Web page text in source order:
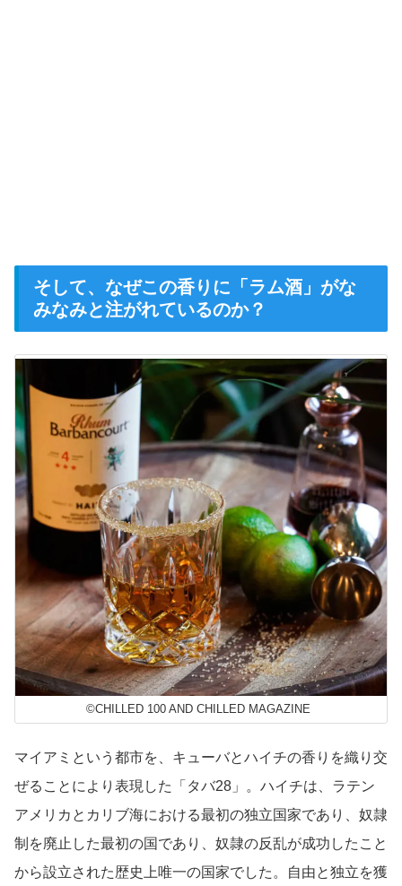
そして、なぜこの香りに「ラム酒」がな
みなみと注がれているのか？
©CHILLED 100 AND CHILLED MAGAZINE
マイアミという都市を、キューバとハイチの香りを織り交
ぜることにより表現した「タバ28」。ハイチは、ラテン
アメリカとカリブ海における最初の独立国家であり、奴隷
制を廃止した最初の国であり、奴隷の反乱が成功したこと
から設立された歴史上唯一の国家でした。自由と独立を獲